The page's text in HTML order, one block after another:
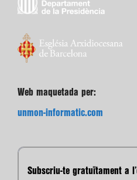
Web maquetada per:
unmon-informatic.com
Subscriu-te gratuïtament a